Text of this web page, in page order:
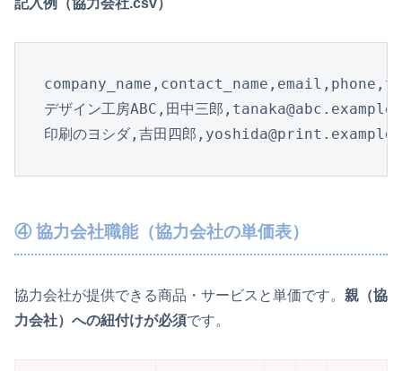
記入例（協力会社.csv）
デザイン工房ABC,田中三郎
印刷のヨシダ,吉田四郎
④ 協力会社職能（協力会社の単価表）
協力会社が提供できる商品・サービスと単価です。 親（協
力会社）への紐付けが必須です。